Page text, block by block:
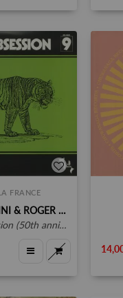
FRANCE
NINO NARDINI & ROGER ROGER
edition) (remastered)